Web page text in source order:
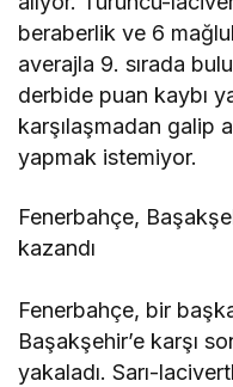
beraberlik ve 6
averajla 9. sırada
derbide puan kaybı
karşılaşmadan galip
yapmak istemiyor.
Fenerbahçe,
kazandı
Fenerbahçe, bir
Başakşehir’e karşı
yakaladı. Sarı-